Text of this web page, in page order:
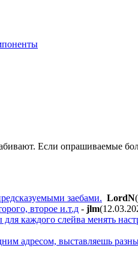
Если опрашиваемые
заебами. LordN
второе и.т.д - jlm
каждого слейва менять
адресом, выставляешь